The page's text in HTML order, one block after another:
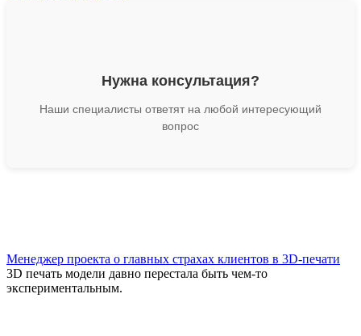
Нужна консультация?
Наши специалисты ответят на любой интересующий
вопрос
Менеджер проекта о главных страхах клиентов в 3D-печати
3D печать модели давно перестала быть чем-то
экспериментальным.